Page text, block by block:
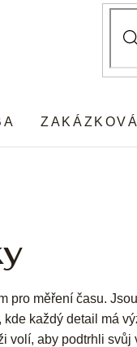
pro měření času.
každý detail má
volí, aby podtrhli